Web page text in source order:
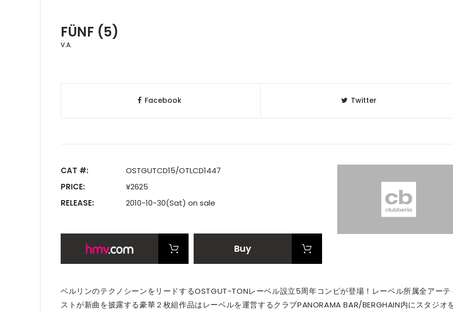
FÜNF (5)
V.A.
Facebook Twitter
CAT #:
OSTGUTCD15/OTLCD1447
PRICE:
¥2625
RELEASE:
2010-10-30(Sat) on sale
Buy
ベルリンのテクノシーンをリードするOSTGUT-TONレーベル設立5周年コンピが登場！レーベル所属全アーテ
ストが新曲を披露する豪華２枚組作品はレーベルを運営するクラブPANORAMA BAR/BERGHAIN内にスタジオ